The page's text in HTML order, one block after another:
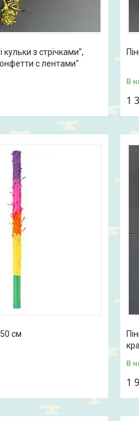
кульки з стрічками",
с лентами"
В
1
см
В
1